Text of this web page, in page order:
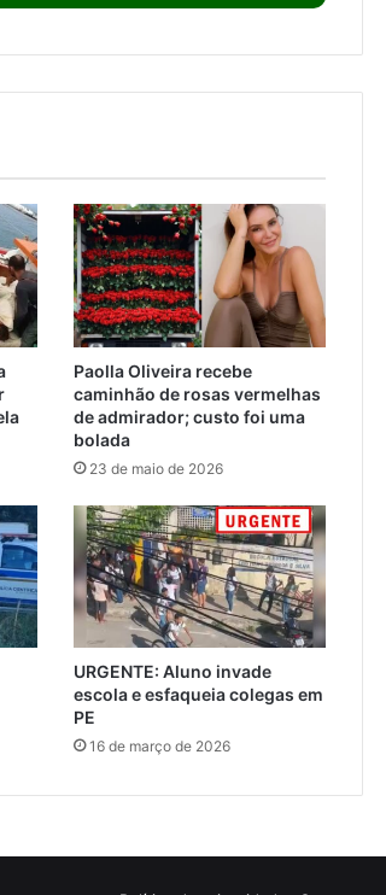
Paolla Oliveira recebe
caminhão de rosas vermelhas
de admirador; custo foi uma
bolada
23 de maio de 2026
URGENTE: Aluno invade
escola e esfaqueia colegas em
PE
16 de março de 2026